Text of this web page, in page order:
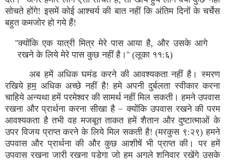
सोचते होंगे! इसमें कोई आश्चर्य की बात नहीं कि अंतिम दिनों के चर्चेस
बहुत कमजोर हो गये हैं!
''क्योंकि एक यात्री मित्र मेरे पास आया है, और उसके आगे
रखने के लिये मेरे पास कुछ नहीं है।'' (लूका ११:६)
अब हमें अधिक घमंड करने की आवश्यकता नहीं है। स्मरण
रखियेहमअधिक अच्छे नहीं है! हमे अपनी दुर्बलता स्वीकार करना
चाहिये अन्यथा हमें परमेश्वर की सामर्थ नहीं मिल सकती। हमने उपवास
रखना और प्रार्थना करना सीखा है − क्योंकि उपवास रखने की परम
आवश्यकता है तभी वह मजबूत ताकत हमें शैतान और दुष्टात्माओं के
उपर विजय प्राप्त करने के लिये मिल सकती है! (मरकुस ९:२९) हमने
उपवास और प्रार्थना की और कुछ आशीषें भी प्राप्त की। पर हमें
उपवास रखना जारी रखना पडेगा जो हम अगले शनिवार रखेंगे उसके